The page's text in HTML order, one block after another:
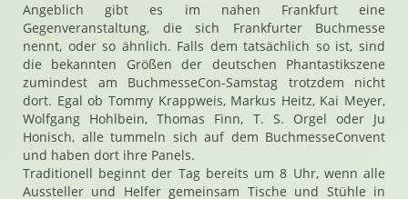
Angeblich gibt es im nahen Frankfurt eine
Gegenveranstaltung, die sich Frankfurter Buchmesse
nennt, oder so ähnlich. Falls dem tatsächlich so ist, sind
die bekannten Größen der deutschen Phantastikszene
zumindest am BuchmesseCon-Samstag trotzdem nicht
dort. Egal ob Tommy Krappweis, Markus Heitz, Kai Meyer,
Wolfgang Hohlbein, Thomas Finn, T. S. Orgel oder Ju
Honisch, alle tummeln sich auf dem BuchmesseConvent
und haben dort ihre Panels.
Traditionell beginnt der Tag bereits um 8 Uhr, wenn alle
Aussteller und Helfer gemeinsam Tische und Stühle in